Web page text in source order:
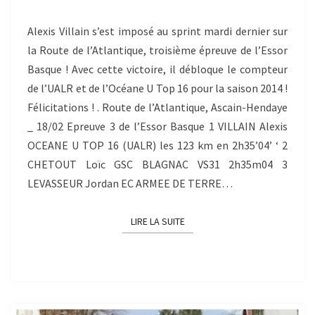
Alexis Villain s’est imposé au sprint mardi dernier sur
la Route de l’Atlantique, troisième épreuve de l’Essor
Basque ! Avec cette victoire, il débloque le compteur
de l’UALR et de l’Océane U Top 16 pour la saison 2014 !
Félicitations ! . Route de l’Atlantique, Ascain-Hendaye
_ 18/02 Epreuve 3 de l’Essor Basque 1 VILLAIN Alexis
OCEANE U TOP 16 (UALR) les 123 km en 2h35’04’ ‘ 2
CHETOUT Loïc GSC BLAGNAC VS31 2h35m04 3
LEVASSEUR Jordan EC ARMEE DE TERRE…
LIRE LA SUITELIRE LA SUITE